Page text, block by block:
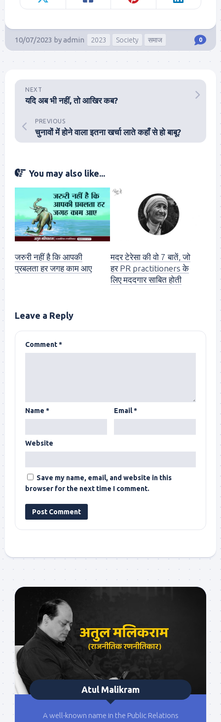
10/07/2023 byadmin 2023 Society समाज 0
NEXT
यदि अब भी नहीं, तो आखिर कब?
PREVIOUS
चुनावों में होने वाला इतना खर्चा लाते कहाँ से हो बाबू?
You may also like...
जरुरी नहीं है कि आपकी
प्रबलता हर जगह काम आए
मदर टेरेसा की वो 7 बातें, जो
हर PR practitioners के
लिए मददगार साबित होती
Leave a Reply
Comment*
Name * Email*
Website
Save my name, email, and website in this
browser for the next time I comment.
Atul Malikram
A well-known name in the Public Relations